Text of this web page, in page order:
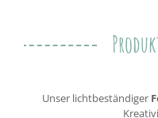
Unser lichtbeständiger